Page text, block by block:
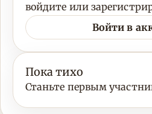
войдите или
Войти в
Пока тихо
Станьте первым